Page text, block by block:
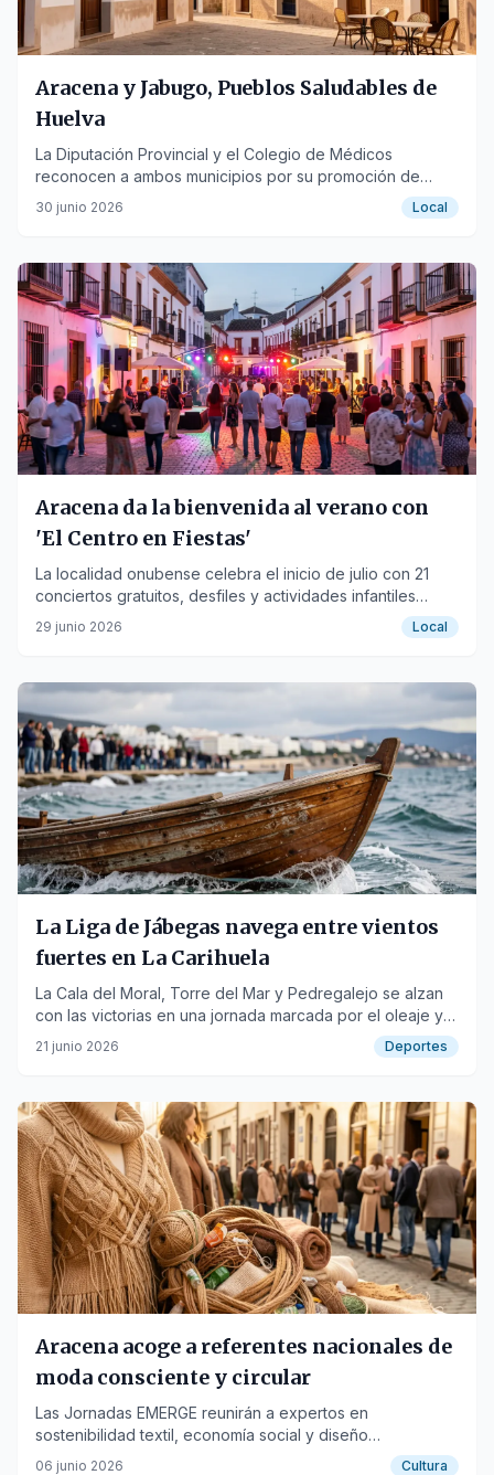
Aracena y Jabugo, Pueblos Saludables de
Huelva
La Diputación Provincial y el Colegio de Médicos
reconocen a ambos municipios por su promoción de
hábitos de vida sanos y entornos urbanos favorables.
30 junio 2026 Local
Aracena da la bienvenida al verano con
'El Centro en Fiestas'
La localidad onubense celebra el inicio de julio con 21
conciertos gratuitos, desfiles y actividades infantiles
repartidas en seis escenarios.
29 junio 2026 Local
La Liga de Jábegas navega entre vientos
fuertes en La Carihuela
La Cala del Moral, Torre del Mar y Pedregalejo se alzan
con las victorias en una jornada marcada por el oleaje y
la suspensión de una manga.
21 junio 2026 Deportes
Aracena acoge a referentes nacionales de
moda consciente y circular
Las Jornadas EMERGE reunirán a expertos en
sostenibilidad textil, economía social y diseño
regenerativo los días 11 y 12 de junio.
06 junio 2026 Cultura